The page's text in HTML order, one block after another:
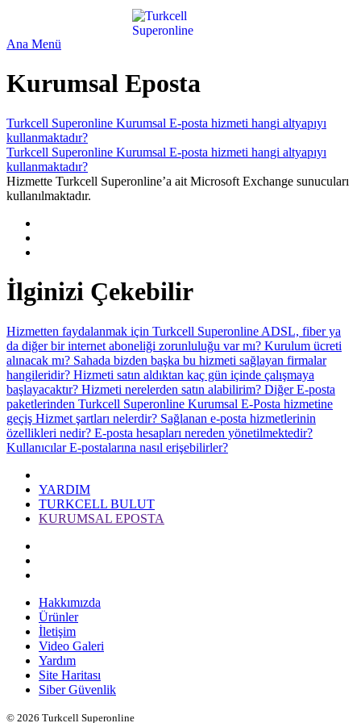
Ana Menü
Kurumsal Eposta
Turkcell Superonline Kurumsal E-posta hizmeti hangi altyapıyı
kullanmaktadır?
Turkcell Superonline Kurumsal E-posta hizmeti hangi altyapıyı
kullanmaktadır?
Hizmette Turkcell Superonline’a ait Microsoft Exchange sunucuları
kullanılmaktadır.
İlginizi Çekebilir
Hizmetten faydalanmak için Turkcell Superonline ADSL, fiber ya
da diğer bir internet aboneliği zorunluluğu var mı? Kurulum ücreti
alınacak mı? Sahada bizden başka bu hizmeti sağlayan firmalar
hangileridir? Hizmeti satın aldıktan kaç gün içinde çalışmaya
başlayacaktır? Hizmeti nerelerden satın alabilirim? Diğer E-posta
paketlerinden Turkcell Superonline Kurumsal E-Posta hizmetine
geçiş Hizmet şartları nelerdir? Sağlanan e-posta hizmetlerinin
özellikleri nedir? E-posta hesapları nereden yönetilmektedir?
Kullanıcılar E-postalarına nasıl erişebilirler?
YARDIM
TURKCELL BULUT
KURUMSAL EPOSTA
Hakkımızda
Ürünler
İletişim
Video Galeri
Yardım
Site Haritası
Siber Güvenlik
© 2026 Turkcell Superonline